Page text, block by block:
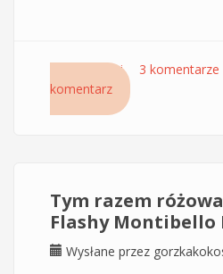
Czytaj dalejwpis Maska do
Jedwab – chyba
3 komentarze
komentarz
Tym razem
Flashy Montibello
Wysłane przez